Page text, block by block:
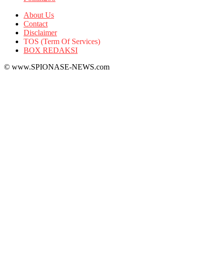
About Us
Contact
Disclaimer
TOS (Term Of Services)
BOX REDAKSI
© www.SPIONASE-NEWS.com